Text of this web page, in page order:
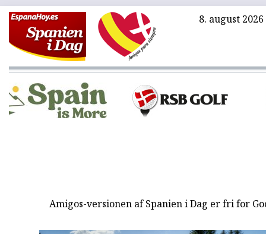
8. august 2026
Amigos-versionen af Spanien i Dag er fri for